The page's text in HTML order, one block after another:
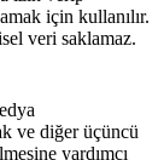
için kullanılır.
veri saklamaz.
ve diğer üçüncü
yardımcı